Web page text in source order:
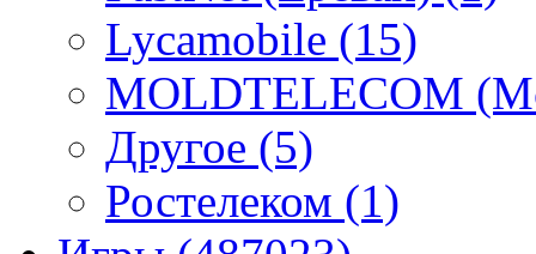
Lycamobile (15)
MOLDTELECOM
Другое (5)
Ростелеком (1)